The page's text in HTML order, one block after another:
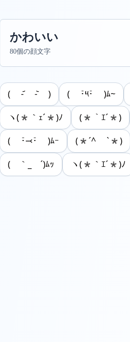
かわいい
80個の顔文字
( -᷄ -᷅ ) ‪( ･̆༥･̆ )‬ﾑ~
ヽ(*｀ｪ´*)ﾉ (*｀ｴ´*)
( ･̆⤙･̆ )ﾑｰ (*´^ ˋ*)
( ｀_ゝ´)ﾑｯ ヽ(*｀ｴ´*)ﾉ